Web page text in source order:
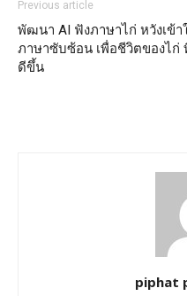
Previous article
พัฒนา AI ฟังภาษาไก่ หวังเข้า
ภาษาซับซ้อน เพื่อชีวิตของไก่
ดีขึ้น
piphat